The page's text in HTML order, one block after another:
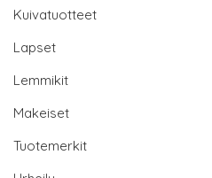
Kuivatuotteet
Lapset
Lemmikit
Makeiset
Tuotemerkit